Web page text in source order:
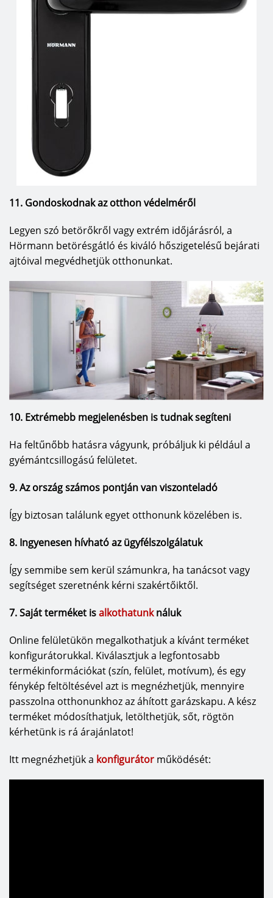
11. Gondoskodnak az otthon védelméről
Legyen szó betörőkről vagy extrém időjárásról, a
Hörmann betörésgátló és kiváló hőszigetelésű bejárati
ajtóival megvédhetjük otthonunkat.
10. Extrémebb megjelenésben is tudnak segíteni
Ha feltűnőbb hatásra vágyunk, próbáljuk ki például a
gyémántcsillogású felületet.
9. Az ország számos pontján van viszonteladó
Így biztosan találunk egyet otthonunk közelében is.
8. Ingyenesen hívható az ügyfélszolgálatuk
Így semmibe sem kerül számunkra, ha tanácsot vagy
segítséget szeretnénk kérni szakértőiktől.
7. Saját terméket isalkothatunknáluk
Online felületükön megalkothatjuk a kívánt terméket
konfigurátorukkal. Kiválasztjuk a legfontosabb
termékinformációkat (szín, felület, motívum), és egy
fénykép feltöltésével azt is megnézhetjük, mennyire
passzolna otthonunkhoz az áhított garázskapu. A kész
terméket módosíthatjuk, letölthetjük, sőt, rögtön
kérhetünk is rá árajánlatot!
Itt megnézhetjük a konfigurátor működését: